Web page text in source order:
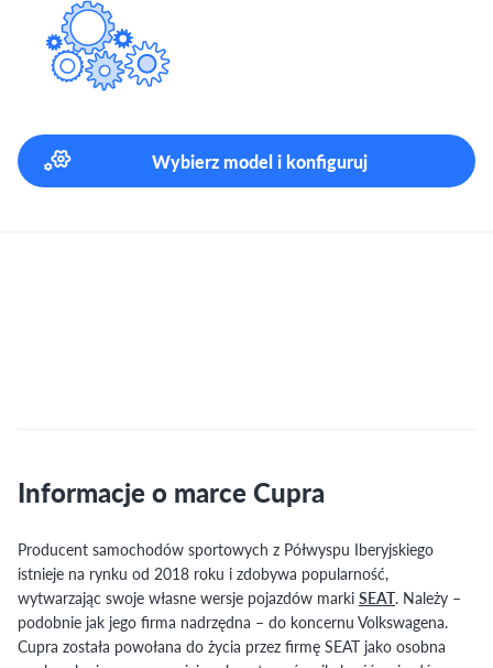
Wybierz model i konfiguruj
Informacje o marce Cupra
Producent samochodów sportowych z Półwyspu Iberyjskiego
istnieje na rynku od 2018 roku i zdobywa popularność,
wytwarzając swoje własne wersje pojazdów marki SEAT. Należy –
podobnie jak jego firma nadrzędna – do koncernu Volkswagena.
Cupra została powołana do życia przez firmę SEAT jako osobna